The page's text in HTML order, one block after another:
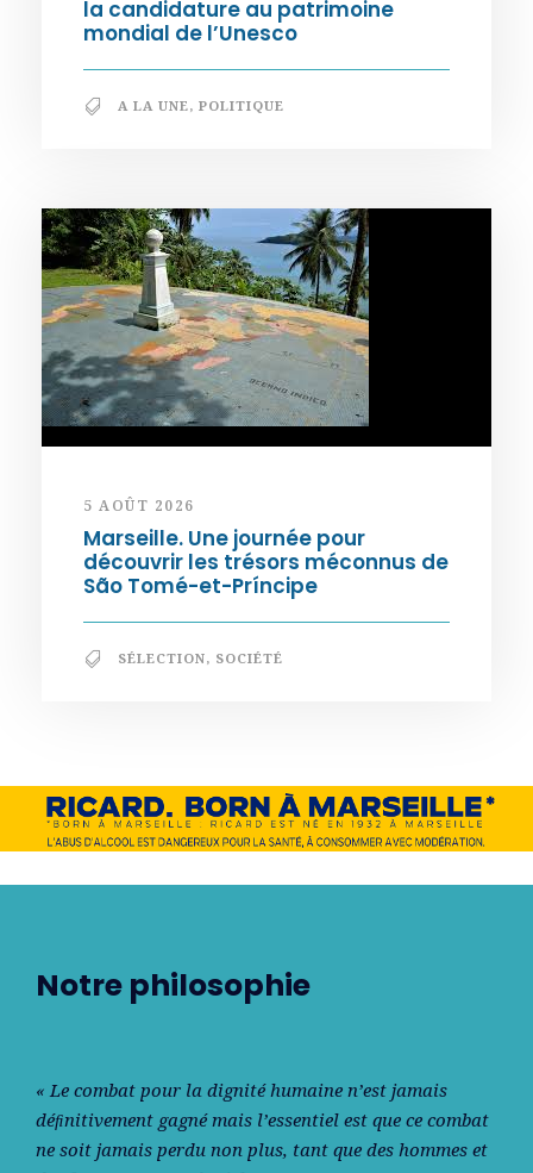
la candidature au patrimoine
mondial de l’Unesco
A LA UNE, POLITIQUE
5 AOÛT 2026
Marseille. Une journée pour
découvrir les trésors méconnus de
São Tomé-et-Príncipe
SÉLECTION, SOCIÉTÉ
Notre philosophie
« Le combat pour la dignité humaine n’est jamais
déﬁnitivement gagné mais l’essentiel est que ce combat
ne soit jamais perdu non plus, tant que des hommes et